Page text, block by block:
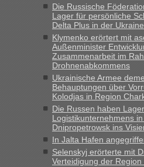
„Hallo Leute, ich weiß nicht, ob
Anfrage. Ich möchte 4
Straßen Kleidung bei der
mitnehmen. Es ist gebrauchte
Berichte und Reisetipps •
Grenzübergang zwischen Polen
schnellsten?
„Wir sind mit unserem
15.6. in Krakovets rüber. Sehr
Früh. Mit sehr sehr wenig
8 PKW vor der Schranke....“
inBerichte und Reisetipps
Die Russische
Lager für persönliche
Delta Plus in der
Klymenko erörtert mit
Außenminister
Zusammenarbeit im
Drohnenabkommens
Ukrainische Armee
Behauptungen über
Kolodjas in Region
Die Russen haben
Logistikunternehmens
Dnipropetrowsk ins
In Jalta Hafen
Selenskyj erörterte mit
Verteidigung der Region